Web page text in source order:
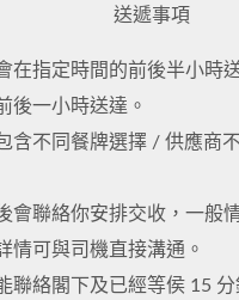
送遞事項
在指定時間的前後半小時
後一小時送達。
含不同餐牌選擇 / 供應商
會聯絡你安排交收，一般
情可與司機直接溝通。
聯絡閣下及已經等侯 15